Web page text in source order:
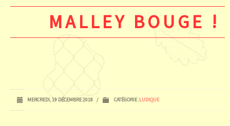
MALLEY BOUGE !
MERCREDI, 19 DÉCEMBRE 2018 / CATÉGORIE :LUDIQUE